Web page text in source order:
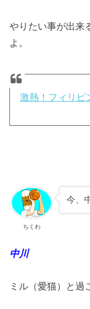
やりたい事が出来
よ。
激熱！フィリピ
ちくわ
今、
中川
ミル（愛猫）と過